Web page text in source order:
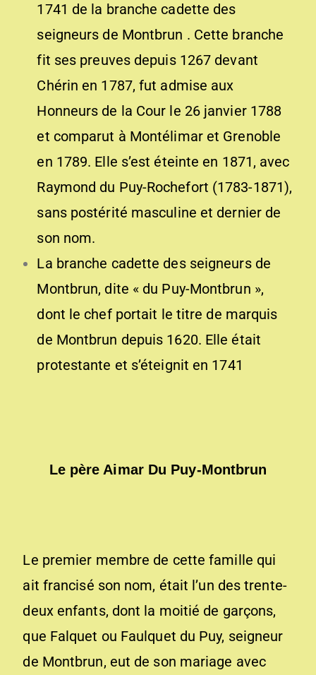
1741 de la branche cadette des
seigneurs de Montbrun . Cette branche
fit ses preuves depuis 1267 devant
Chérin en 1787, fut admise aux
Honneurs de la Cour le 26 janvier 1788
et comparut à Montélimar et Grenoble
en 1789. Elle s’est éteinte en 1871, avec
Raymond du Puy-Rochefort (1783-1871),
sans postérité masculine et dernier de
son nom.
La branche cadette des seigneurs de
Montbrun, dite « du Puy-Montbrun »,
dont le chef portait le titre de marquis
de Montbrun depuis 1620. Elle était
protestante et s’éteignit en 1741
Le père Aimar Du Puy-Montbrun
Le premier membre de cette famille qui
ait francisé son nom, était l’un des trente-
deux enfants, dont la moitié de garçons,
que Falquet ou Faulquet du Puy, seigneur
de Montbrun, eut de son mariage avec